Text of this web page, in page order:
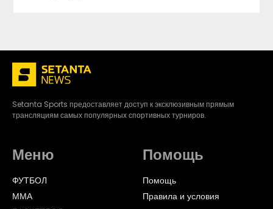
Setanta Sports предоставляет доступ к эксклюзивным прямым
трансляциям самых популярных спортивных турниров.
Меню
ФУТБОЛ
ММА
Помощь
Помощь
Правила и условия